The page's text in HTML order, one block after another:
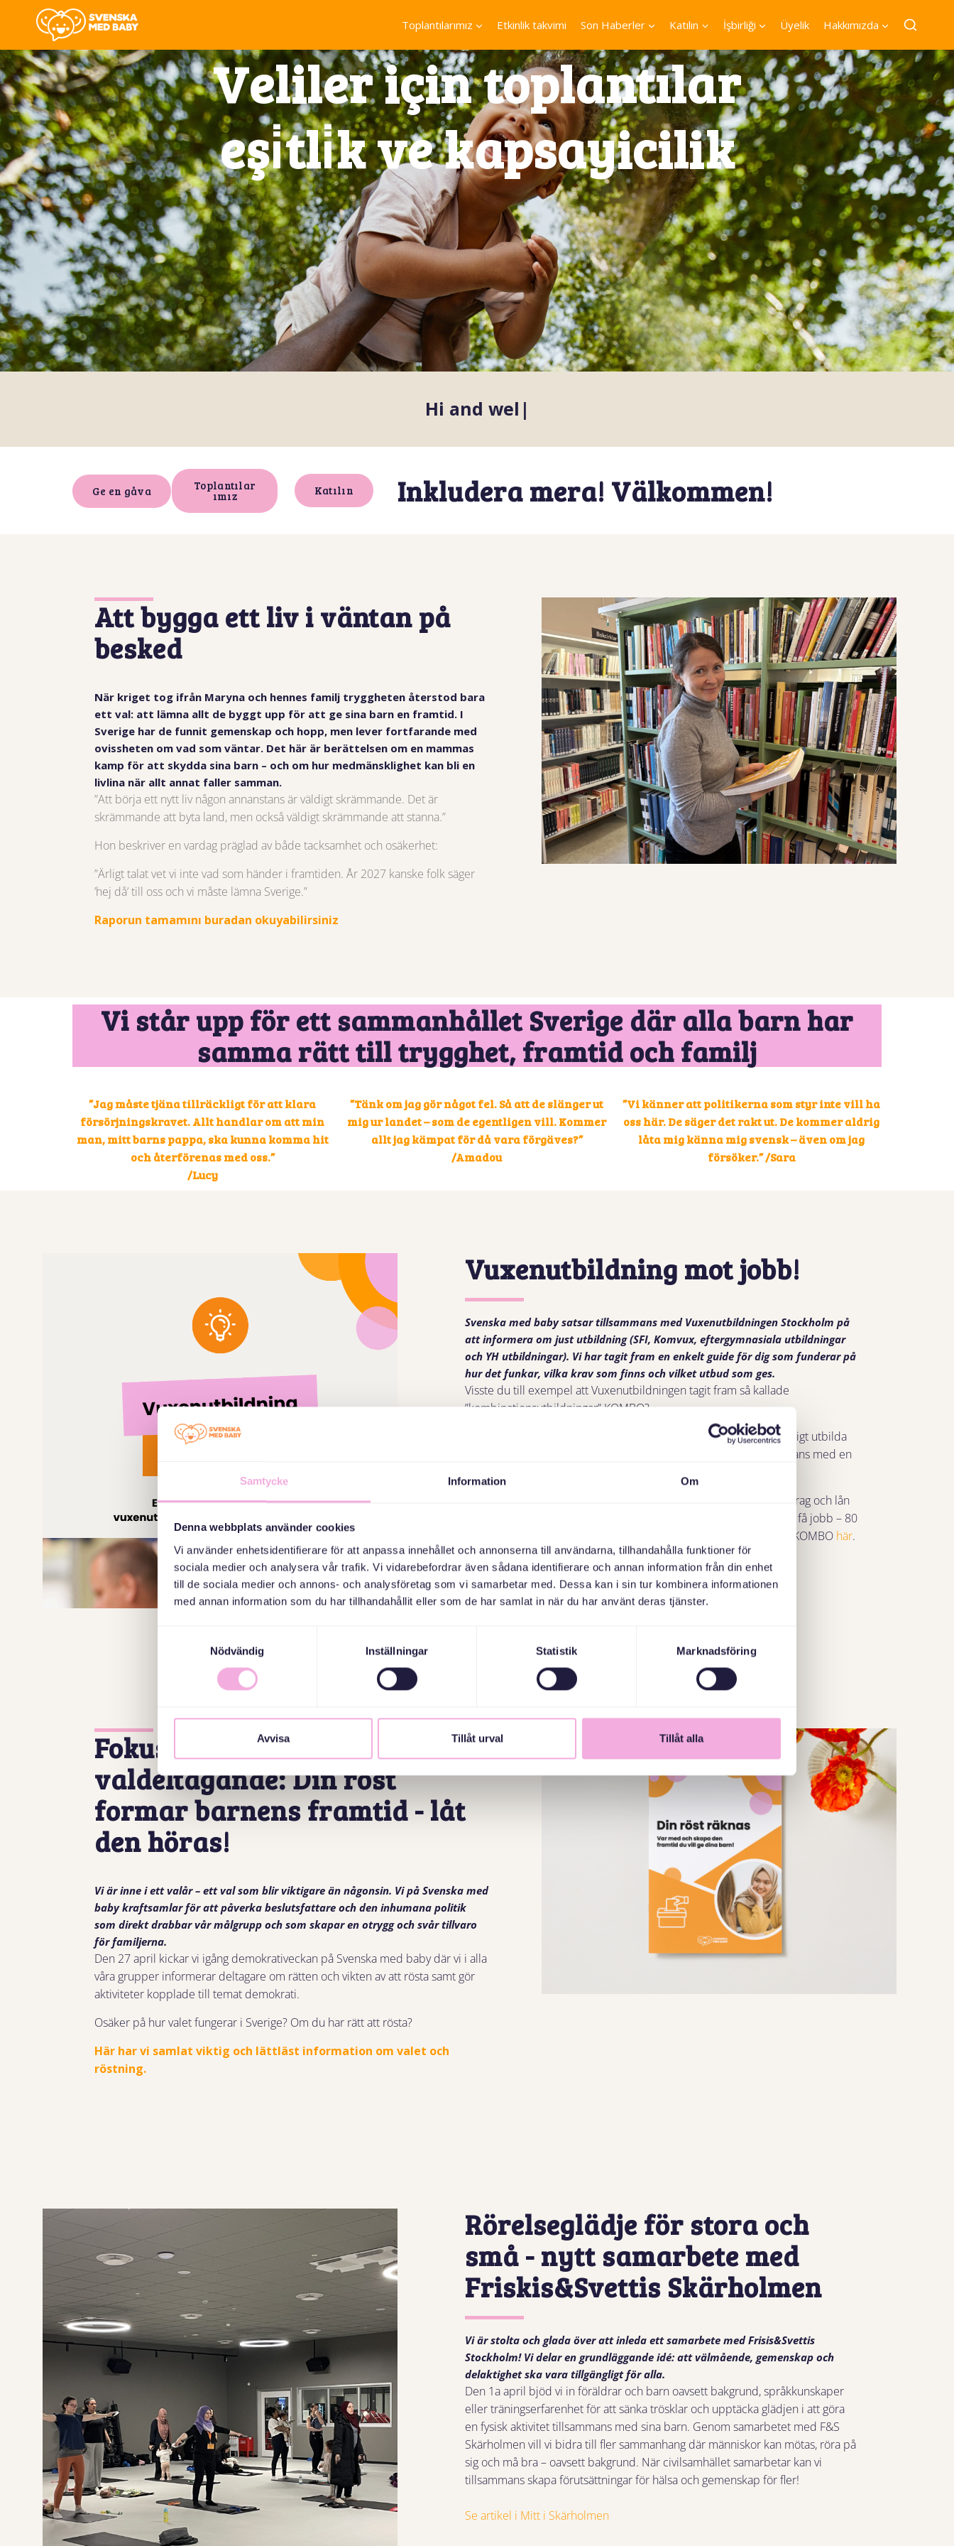
Samtycke Information Om
Denna webbplats använder cookies
Vi använder enhetsidentifierare för att anpassa innehållet och annonserna till användarna, tillhandahålla funktioner för
sociala medier och analysera vår trafik. Vi vidarebefordrar även sådana identifierare och annan information från din enhet
till de sociala medier och annons- och analysföretag som vi samarbetar med. Dessa kan i sin tur kombinera informationen
med annan information som du har tillhandahållit eller som de har samlat in när du har använt deras tjänster.
Nödvändig
Inställningar Statistik Marknadsföring
Avvisa Tillåt urval Tillåt alla
Toplantılarımız Etkinlik takvimi Son Haberler Katılın İşbirliği Üyelik Hakkımızda
Veliler için toplantılar
eşi̇tli̇k ve kapsayicilik
Merhaba|
Ge en gåva Toplantılar
ımız Katılın Inkludera mera! Välkommen!
Att bygga ett liv i väntan på
besked
När kriget tog ifrån Maryna och hennes familj tryggheten återstod bara
ett val: att lämna allt de byggt upp för att ge sina barn en framtid. I
Sverige har de funnit gemenskap och hopp, men lever fortfarande med
ovissheten om vad som väntar. Det här är berättelsen om en mammas
kamp för att skydda sina barn – och om hur medmänsklighet kan bli en
livlina när allt annat faller samman.
”Att börja ett nytt liv någon annanstans är väldigt skrämmande. Det är
skrämmande att byta land, men också väldigt skrämmande att stanna.”
Hon beskriver en vardag präglad av både tacksamhet och osäkerhet:
”Ärligt talat vet vi inte vad som händer i framtiden. År 2027 kanske folk säger
’hej då’ till oss och vi måste lämna Sverige.”
Raporun tamamını buradan okuyabilirsiniz
Vi står upp för ett sammanhållet Sverige där alla barn har
samma rätt till trygghet, framtid och familj
”Jag måste tjäna tillräckligt för att klara
försörjningskravet. Allt handlar om att min
man, mitt barns pappa, ska kunna komma hit
och återförenas med oss.”
/Lucy
”Tänk om jag gör något fel. Så att de slänger ut
mig ur landet – som de egentligen vill. Kommer
allt jag kämpat för då vara förgäves?”
/Amadou
”Vi känner att politikerna som styr inte vill ha
oss här. De säger det rakt ut.De kommer aldrig
låta mig känna mig svensk – även om jag
försöker.” /Sara
Vuxenutbildning mot jobb!
Svenska med baby satsar tillsammans med Vuxenutbildningen Stockholm på
att informera om just utbildning (SFI, Komvux, eftergymnasiala utbildningar
och YH utbildningar). Vi har tagit fram en enkelt guide för dig som funderar på
hur det funkar, vilka krav som finns och vilket utbud som ges.
Visste du till exempel att Vuxenutbildningen tagit fram så kallade
”kombinationsutbildningar” KOMBO?
Komboutbildningar passar dig som vill lära dig svenska och samtidigt utbilda
dig till ett yrke. Du läser sfi eller svenska som andraspråk tillsammans med en
Utbildningen är på heltid och praktik ingår. Du kan också söka bidrag och lån
från CSN under studietiden. Efter utbildningen är chansen stor att få jobb – 80
% får arbete efter studierna enligt senaste uppföljningen. Läs om KOMBO här.
LÄS HELA VÅR GUIDE HÄR
Fokus på demokrati och
valdeltagande: Din röst
formar barnens framtid - låt
den höras!
Vi är inne i ett valår – ett val som blir viktigare än någonsin. Vi på Svenska med
baby kraftsamlar för att påverka beslutsfattare och den inhumana politik
som direkt drabbar vår målgrupp och som skapar en otrygg och svår tillvaro
för familjerna.
Den 27 april kickar vi igång demokrativeckan på Svenska med baby där vi i alla
våra grupper informerar deltagare om rätten och vikten av att rösta samt gör
aktiviteter kopplade till temat demokrati.
Osäker på hur valet fungerar i Sverige? Om du har rätt att rösta?
Här har vi samlat viktig och lättläst information om valet och
röstning.
Rörelseglädje för stora och
små - nytt samarbete med
Friskis&Svettis Skärholmen
Vi är stolta och glada över att inleda ett samarbete med Frisis&Svettis
Stockholm! Vi delar en grundläggande idé: att välmående, gemenskap och
delaktighet ska vara tillgängligt för alla.
Den 1a april bjöd vi in föräldrar och barn oavsett bakgrund, språkkunskaper
eller träningserfarenhet för att sänka trösklar och upptäcka glädjen i att göra
en fysisk aktivitet tillsammans med sina barn. Genom samarbetet med F&S
Skärholmen vill vi bidra till fler sammanhang där människor kan mötas, röra på
sig och må bra – oavsett bakgrund. När civilsamhället samarbetar kan vi
tillsammans skapa förutsättningar för hälsa och gemenskap för fler!
Se artikel i Mitt i Skärholmen